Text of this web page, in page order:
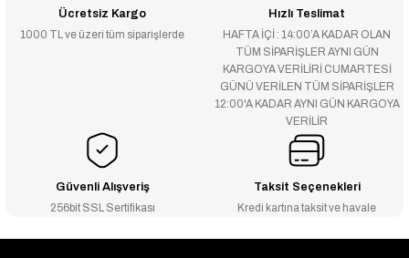
Ücretsiz Kargo
1000 TL ve üzeri tüm siparişlerde
Hızlı Teslimat
HAFTA İÇİ : 14:00’A KADAR OLAN
TÜM SİPARİŞLER AYNI GÜN
KARGOYA VERİLİRİ CUMARTESİ
GÜNÜ VERİLEN TÜM SİPARİŞLER
12:00'A KADAR AYNI GÜN KARGOYA
VERİLİR
Güvenli Alışveriş
256bit SSL Sertifikası
Taksit Seçenekleri
Kredi kartına taksit ve havale